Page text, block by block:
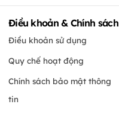
Điều khoản & Chính sách
Điều khoản sử dụng
Quy chế hoạt động
Chính sách bảo mật thông
tin